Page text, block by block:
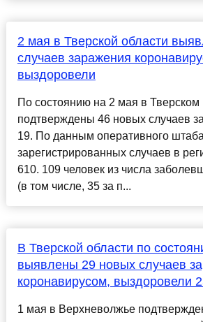
2 мая в Тверской области
случаев заражения
выздоровели
По состоянию на 2 мая в Тверском
подтверждены 46 новых случаев
19. По данным оперативного
зарегистрированных случаев в
610. 109 человек из числа
(в том числе, 35 за п...
В Тверской области по
выявлены 29 новых случаев
коронавирусом, выздоровели
1 мая в Верхневолжье